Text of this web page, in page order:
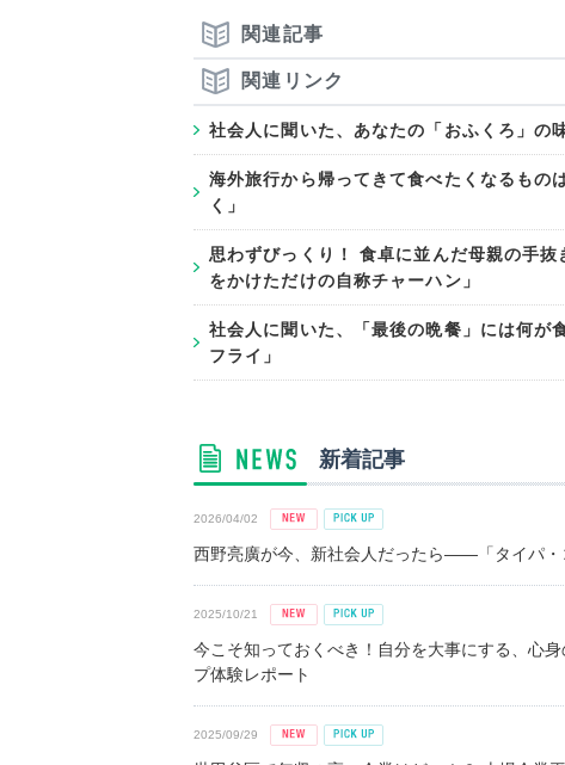
関連記事
関連リンク
社会人に聞いた、あなたの「おふくろ」の
海外旅行から帰ってきて食べたくなるもの
く」
思わずびっくり！ 食卓に並んだ母親の手
をかけただけの自称チャーハン」
社会人に聞いた、「最後の晩餐」には何が
フライ」
新着記事
2026/04/02
西野亮廣が今、新社会人だったら――「タイパ・
2025/10/21
今こそ知っておくべき！自分を大事にする、心
プ体験レポート
2025/09/29